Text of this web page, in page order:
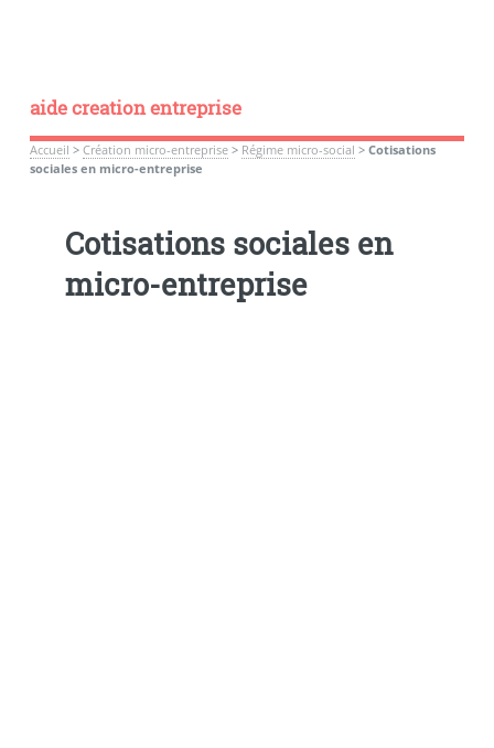
aide creation entreprise
Accueil > Création micro-entreprise> Régime micro-social > Cotisations
sociales en micro-entreprise
Cotisations sociales en
micro-entreprise